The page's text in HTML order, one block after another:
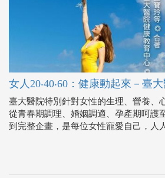
女人20‧40‧60：健康動起來－臺
臺大醫院特別針對女性的生理、營養、
從青春期調理、婚姻調適、孕產期呵護
到完整企畫，是每位女性寵愛自己，人